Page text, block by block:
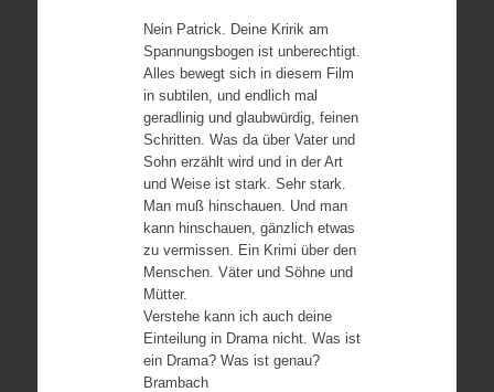
Nein Patrick. Deine Kririk am
Spannungsbogen ist unberechtigt.
Alles bewegt sich in diesem Film
in subtilen, und endlich mal
geradlinig und glaubwürdig, feinen
Schritten. Was da über Vater und
Sohn erzählt wird und in der Art
und Weise ist stark. Sehr stark.
Man muß hinschauen. Und man
kann hinschauen, gänzlich etwas
zu vermissen. Ein Krimi über den
Menschen. Väter und Söhne und
Mütter.
Verstehe kann ich auch deine
Einteilung in Drama nicht. Was ist
ein Drama? Was ist genau?
Brambach